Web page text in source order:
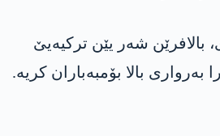
ئێڤاری، بالافرێن شەر یێن ترکیەیێ
بەرواری بالا بۆمبەباران کریە.